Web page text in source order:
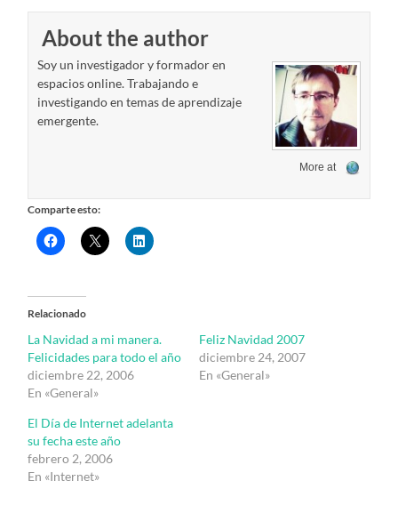
About the author
Soy un investigador y formador en
espacios online. Trabajando e
investigando en temas de aprendizaje
emergente.
More at
Comparte esto:
Relacionado
La Navidad a mi manera.
Felicidades para todo el año
diciembre 22, 2006
En «General»
Feliz Navidad 2007
diciembre 24, 2007
En «General»
El Día de Internet adelanta
su fecha este año
febrero 2, 2006
En «Internet»